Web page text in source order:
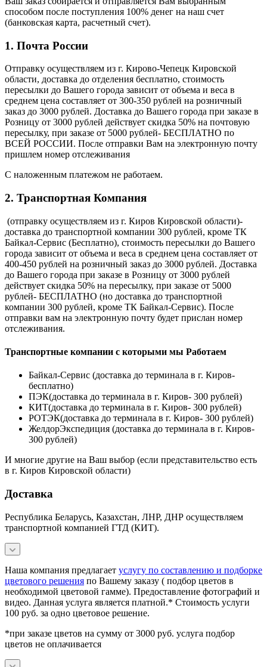
способом после поступления 100% денег на наш счет
(банковская карта, расчетный счет).
1. Почта России
Отправку осуществляем из г. Кирово-Чепецк Кировской
области, доставка до отделения бесплатно, стоимость
пересылки до Вашего города зависит от объема и веса в
среднем цена составляет от 300-350 рублей на розничный
заказ до 3000 рублей. Доставка до Вашего города при заказе в
Розницу от 3000 рублей действует скидка 50% на почтовую
пересылку, при заказе от 5000 рублей- БЕСПЛАТНО по
ВСЕЙ РОССИИ. После отправки Вам на электронную почту
пришлем номер отслеживания
С наложенным платежом не работаем.
2. Транспортная Компания
(отправку осуществляем из г. Киров Кировской области)-
доставка до транспортной компании 300 рублей, кроме ТК
Байкал-Сервис (Бесплатно), стоимость пересылки до Вашего
города зависит от объема и веса в среднем цена составляет от
400-450 рублей на розничный заказ до 3000 рублей. Доставка
до Вашего города при заказе в Розницу от 3000 рублей
действует скидка 50% на пересылку, при заказе от 5000
рублей- БЕСПЛАТНО (но доставка до транспортной
компании 300 рублей, кроме ТК Байкал-Сервис). После
отправки вам на электронную почту будет прислан номер
отслеживания.
Транспортные компании с которыми мы Работаем
Байкал-Сервис (доставка до терминала в г. Киров-
бесплатно)
ПЭК(доставка до терминала в г. Киров- 300 рублей)
КИТ(доставка до терминала в г. Киров- 300 рублей)
РОТЭК(доставка до терминала в г. Киров- 300 рублей)
ЖелдорЭкспедиция (доставка до терминала в г. Киров-
300 рублей)
И многие другие на Ваш выбор (если представительство есть
в г. Киров Кировской области)
Доставка
Республика Беларусь, Казахстан, ЛНР, ДНР осуществляем
транспортной компанией ГТД (КИТ).
Наша компания предлагает услугу по составлению и подборке
цветового решения по Вашему заказу ( подбор цветов в
необходимой цветовой гамме). Предоставление фотографий и
видео. Данная услуга является платной.* Стоимость услуги
100 руб. за одно цветовое решение.
*при заказе цветов на сумму от 3000 руб. услуга подбор
цветов не оплачивается